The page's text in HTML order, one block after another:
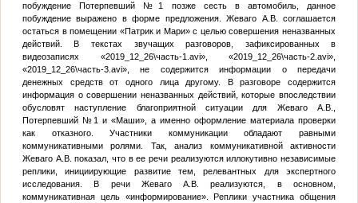
побуждение
Потерпевший №1 позже сесть в автомобиль, данное
побуждение выражено в форме предложения. Жеваго А.В. соглашается
остаться в помещении «Патрик и Мари» с целью совершения неназванных
действий. В текстах звучащих разговоров, зафиксированных в
видеозаписях «2019_12_26\часть-1.avi», «2019_12_26\часть-2.avi»,
«2019_12_26\часть-3.avi», не содержится информации о передачи
денежных средств от одного лица другому. В разговоре содержится
информация о совершении неназванных действий, которые впоследствии
обусловят наступление благоприятной ситуации для Жеваго А.В.,
Потерпевший №1 и «Маши», а именно оформление материала проверки
как отказного. Участники коммуникации обладают равными
коммуникативными ролями. Так, анализ коммуникативной активности
Жеваго А.В. показал, что в ее речи реализуются иллокутивно независимые
реплики, инициирующие развитие тем, релевантных для экспертного
исследования. В речи Жеваго А.В. реализуются, в основном,
коммуникативная цель «информирование». Реплики участника общения